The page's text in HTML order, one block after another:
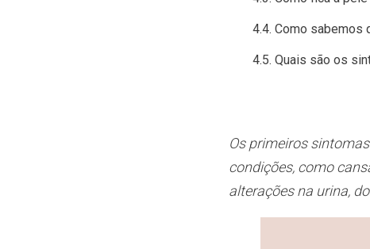
Como sabemos
Quais são os
Os primeiros
condições, como
alterações na urina,